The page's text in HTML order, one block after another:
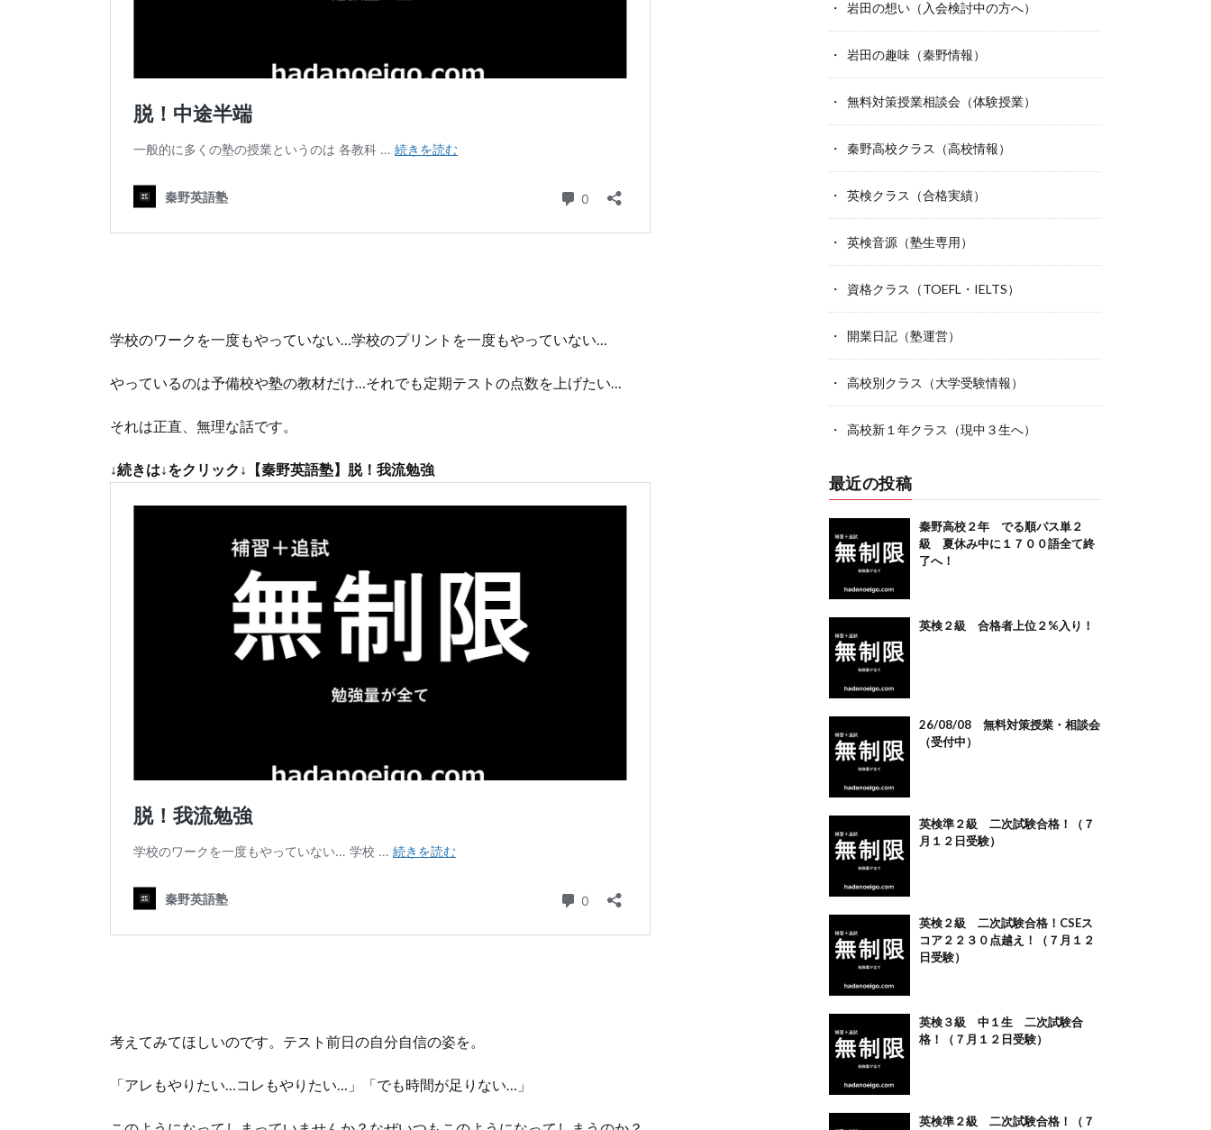
学校のワークを一度もやっていない…学校のプリントを一度もやっていない…
やっているのは予備校や塾の教材だけ…それでも定期テストの点数を上げたい…
それは正直、無理な話です。
↓続きは↓をクリック↓ 【秦野英語塾】脱！我流勉強
考えてみてほしいのです。テスト前日の自分自信の姿を。
「アレもやりたい…コレもやりたい…」「でも時間が足りない…」
岩田の想い（入会検討中の方へ）
岩田の趣味（秦野情報）
無料対策授業相談会（体験授業）
秦野高校クラス（高校情報）
英検クラス（合格実績）
英検音源（塾生専用）
資格クラス（TOEFL・IELTS）
開業日記（塾運営）
高校別クラス（大学受験情報）
高校新１年クラス（現中３生へ）
最近の投稿
秦野高校２年 でる順パス単２
級 夏休み中に１７００語全て終
了へ！
英検２級 合格者上位２%入り！
26/08/08 無料対策授業・相談会
（受付中）
英検準２級 二次試験合格！（７
月１２日受験）
英検２級 二次試験合格！CSEス
コア２２３０点越え！（７月１２
日受験）
英検３級 中１生 二次試験合
格！（７月１２日受験）
英検準２級 二次試験合格！（７